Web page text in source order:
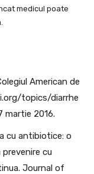
medicul poate
American de
topics/diarrhe
2016.
cu antibiotice: o
cu
Journal of